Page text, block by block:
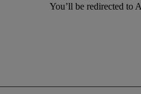
You’ll be redirected to